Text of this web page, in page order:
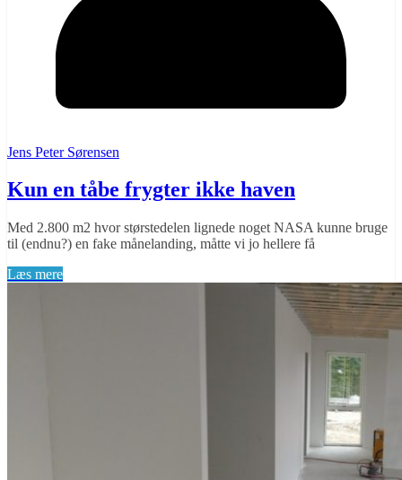
Jens Peter Sørensen
Kun en tåbe frygter ikke haven
Med 2.800 m2 hvor størstedelen lignede noget NASA kunne bruge
til (endnu?) en fake månelanding, måtte vi jo hellere få
Læs mere